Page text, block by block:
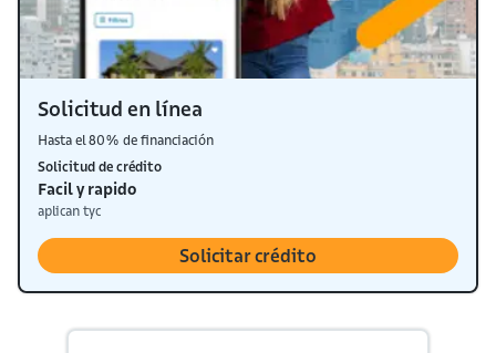
Solicitud en línea
Hasta el 80% de financiación
Solicitud de crédito
Facil y rapido
aplican tyc
Solicitar crédito